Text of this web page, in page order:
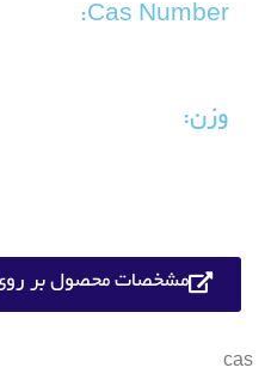
Cas Number:
وزن:
مشخصات محصول بر
cas